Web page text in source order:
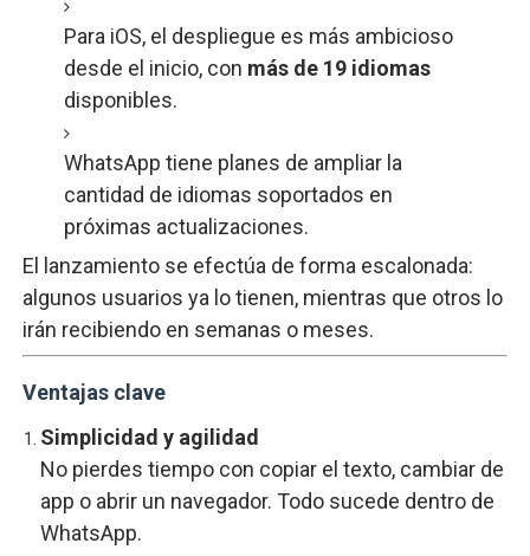
Para iOS, el despliegue es más ambicioso
desde el inicio, con más de 19 idiomas
disponibles.
WhatsApp tiene planes de ampliar la
cantidad de idiomas soportados en
próximas actualizaciones.
El lanzamiento se efectúa de forma escalonada:
algunos usuarios ya lo tienen, mientras que otros lo
irán recibiendo en semanas o meses.
Ventajas clave
Simplicidad y agilidad
No pierdes tiempo con copiar el texto, cambiar de
app o abrir un navegador. Todo sucede dentro de
WhatsApp.